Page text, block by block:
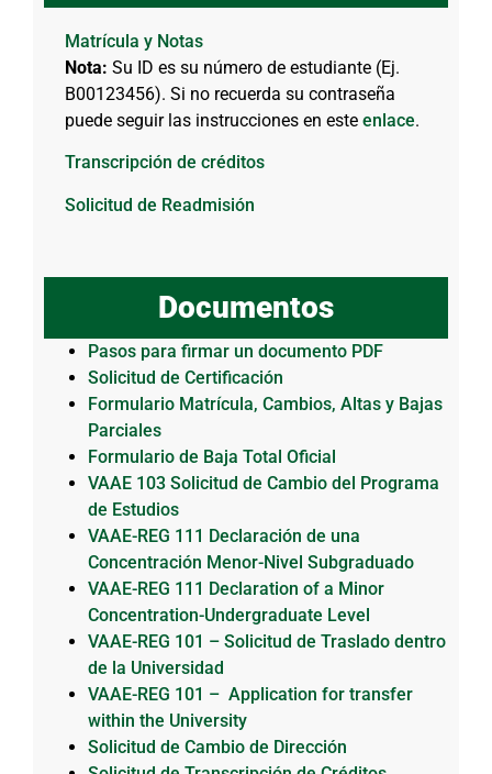
Matrícula y Notas
Nota: Su ID es su número de estudiante (Ej.
B00123456). Si no recuerda su contraseña
puede seguir las instrucciones en este enlace.
Transcripción de créditos
Solicitud de Readmisión
Documentos
Pasos para firmar un documento PDF
Solicitud de Certificación
Formulario Matrícula, Cambios, Altas y Bajas
Parciales
Formulario de Baja Total Oficial
VAAE 103 Solicitud de Cambio del Programa
de Estudios
VAAE-REG 111 Declaración de una
Concentración Menor-Nivel Subgraduado
VAAE-REG 111 Declaration of a Minor
Concentration-Undergraduate Level
VAAE-REG 101 – Solicitud de Traslado dentro
de la Universidad
VAAE-REG 101 – Application for transfer
within the University
Solicitud de Cambio de Dirección